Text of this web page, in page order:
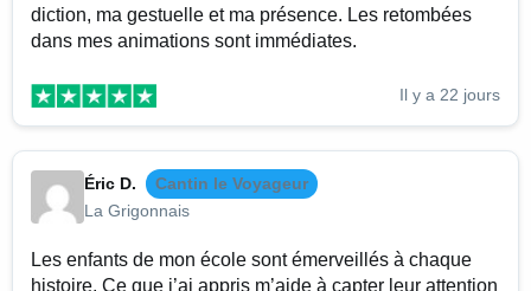
diction, ma gestuelle et ma présence. Les retombées
dans mes animations sont immédiates.
Il y a 22 jours
Éric D.
Cantin le Voyageur
La Grigonnais
Les enfants de mon école sont émerveillés à chaque
histoire. Ce que j’ai appris m’aide à capter leur attention